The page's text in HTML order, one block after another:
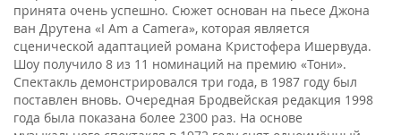
принята очень успешно. Сюжет основан на пьесе Джона
ван Друтена «I Am a Camera», которая является
сценической адаптацией романа Кристофера Ишервуда.
Шоу получило 8 из 11 номинаций на премию «Тони».
Спектакль демонстрировался три года, в 1987 году был
поставлен вновь. Очередная Бродвейская редакция 1998
года была показана более 2300 раз. На основе